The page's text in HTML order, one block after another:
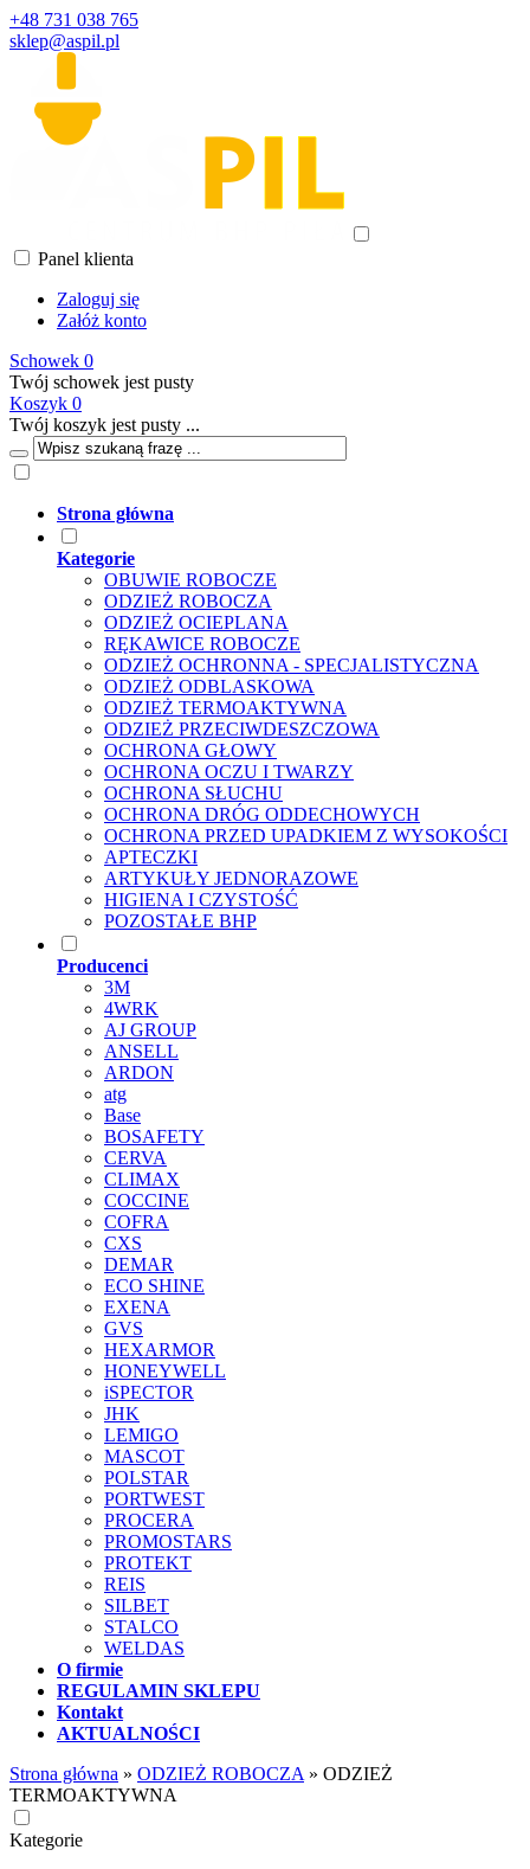
+48 731 038 765
sklep@aspil.pl
Panel klienta
Zaloguj się
Załóż konto
Schowek 0
Twój schowek jest pusty
Koszyk 0
Twój koszyk jest pusty ...
Strona główna
Kategorie
OBUWIE ROBOCZE
ODZIEŻ ROBOCZA
ODZIEŻ OCIEPLANA
RĘKAWICE ROBOCZE
ODZIEŻ OCHRONNA - SPECJALISTYCZNA
ODZIEŻ ODBLASKOWA
ODZIEŻ TERMOAKTYWNA
ODZIEŻ PRZECIWDESZCZOWA
OCHRONA GŁOWY
OCHRONA OCZU I TWARZY
OCHRONA SŁUCHU
OCHRONA DRÓG ODDECHOWYCH
OCHRONA PRZED UPADKIEM Z WYSOKOŚCI
APTECZKI
ARTYKUŁY JEDNORAZOWE
HIGIENA I CZYSTOŚĆ
POZOSTAŁE BHP
Producenci
3M
4WRK
AJ GROUP
ANSELL
ARDON
atg
Base
BOSAFETY
CERVA
CLIMAX
COCCINE
COFRA
CXS
DEMAR
ECO SHINE
EXENA
GVS
HEXARMOR
HONEYWELL
iSPECTOR
JHK
LEMIGO
MASCOT
POLSTAR
PORTWEST
PROCERA
PROMOSTARS
PROTEKT
REIS
SILBET
STALCO
WELDAS
O firmie
REGULAMIN SKLEPU
Kontakt
AKTUALNOŚCI
Strona główna » ODZIEŻ ROBOCZA » ODZIEŻ
TERMOAKTYWNA
Kategorie